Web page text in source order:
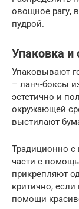
овощное рагу,
пудрой.
Упаковка и
Упаковывают
– ланч-боксы
эстетично и
окружающей
выстилают
Традиционно с
части с
прикрепляют
критично,
помощи